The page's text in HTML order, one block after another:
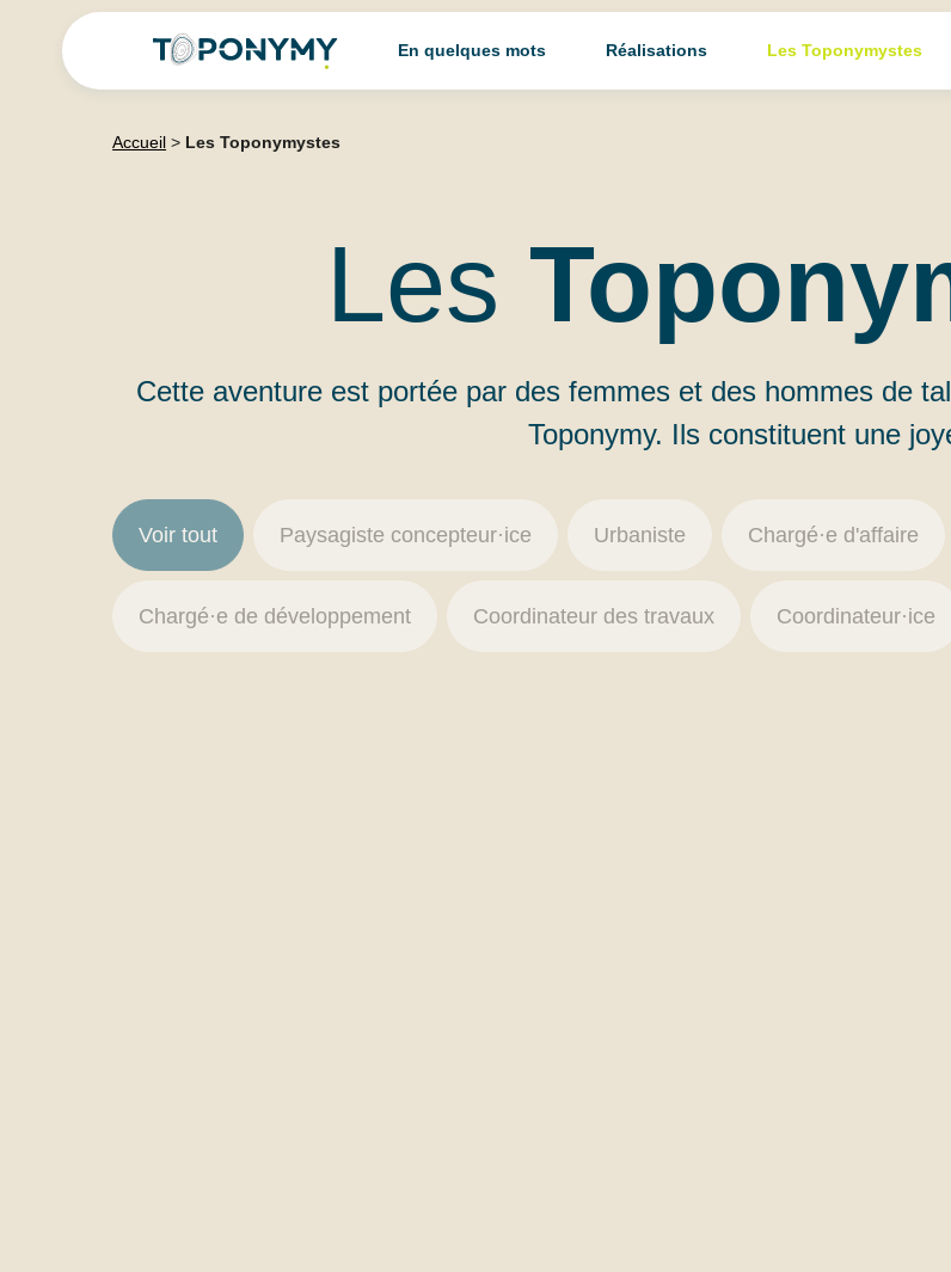
En quelques mots Réalisations Les Toponymystes
Accueil > Les Toponymystes
Les
Cette aventure est portée par des femmes et des hommes de
Toponymy. Ils constituent une
Equipe
Voir tout Paysagiste concepteur·ice Urbaniste Chargé·e d'affaire
Chargé·e de développement Coordinateur des travaux Coordinateur·ice